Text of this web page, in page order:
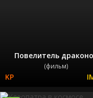
Повелитель
(фильм)